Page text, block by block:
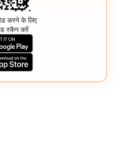
करने के लिए
स्कैन करें